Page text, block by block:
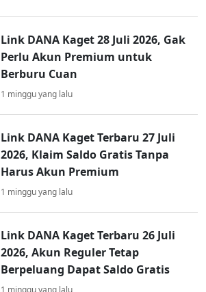
Link DANA Kaget 28 Juli 2026, Gak
Perlu Akun Premium untuk
Berburu Cuan
1 minggu yang lalu
Link DANA Kaget Terbaru 27 Juli
2026, Klaim Saldo Gratis Tanpa
Harus Akun Premium
1 minggu yang lalu
Link DANA Kaget Terbaru 26 Juli
2026, Akun Reguler Tetap
Berpeluang Dapat Saldo Gratis